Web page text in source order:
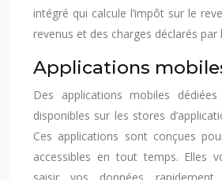
intégré qui calcule l’impôt sur le
revenus et des charges déclarés par
Applications
Des applications mobiles
disponibles sur les stores
Ces applications sont conçues
accessibles en tout temps. Elles